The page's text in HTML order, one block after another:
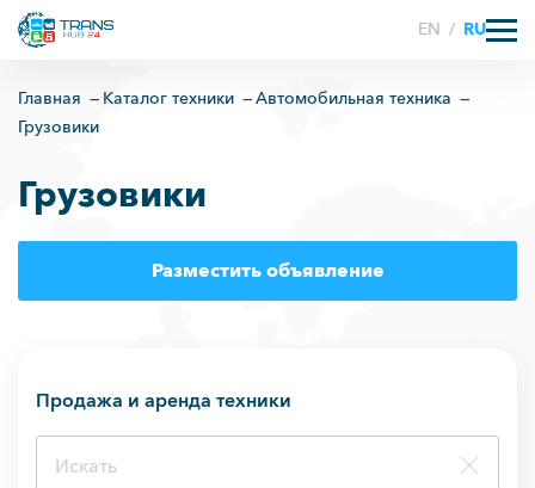
EN / RU
Главная Каталог техники
Автомобильная техника
Грузовики
Грузовики
Разместить объявление
Продажа и аренда техники